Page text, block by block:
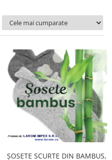
ȘOSETE SCURTE DIN BAMBUS,